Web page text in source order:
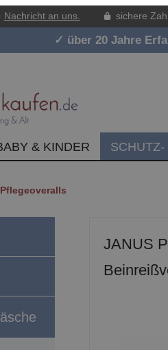
Nachricht an uns. sichere
✓ über 20 Jahre
& KINDER
Pflegeoveralls
JANUS